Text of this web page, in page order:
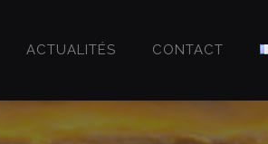
ACTUALITÉS CONTACT